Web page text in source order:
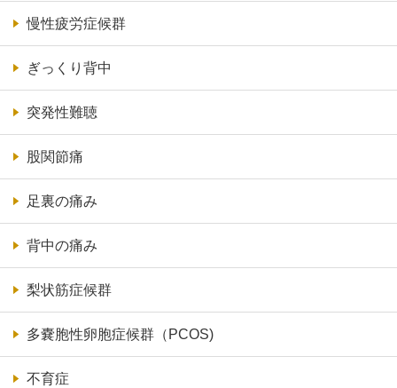
慢性疲労症候群
ぎっくり背中
突発性難聴
股関節痛
足裏の痛み
背中の痛み
梨状筋症候群
多嚢胞性卵胞症候群（PCOS)
不育症